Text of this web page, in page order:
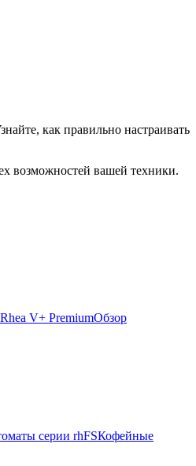
как правильно настраивать
возможностей вашей техники.
V+ PremiumОбзор
серии rhFSКофейные